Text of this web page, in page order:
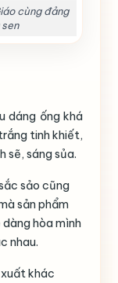
cùng đảng
dáng ống khá
tinh khiết,
sẽ, sáng sủa.
sảo cũng
sản phẩm
hòa mình
nhau.
khác